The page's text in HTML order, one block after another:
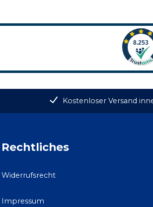
Kostenloser Versand
Rechtliches
Widerrufsrecht
Impressum